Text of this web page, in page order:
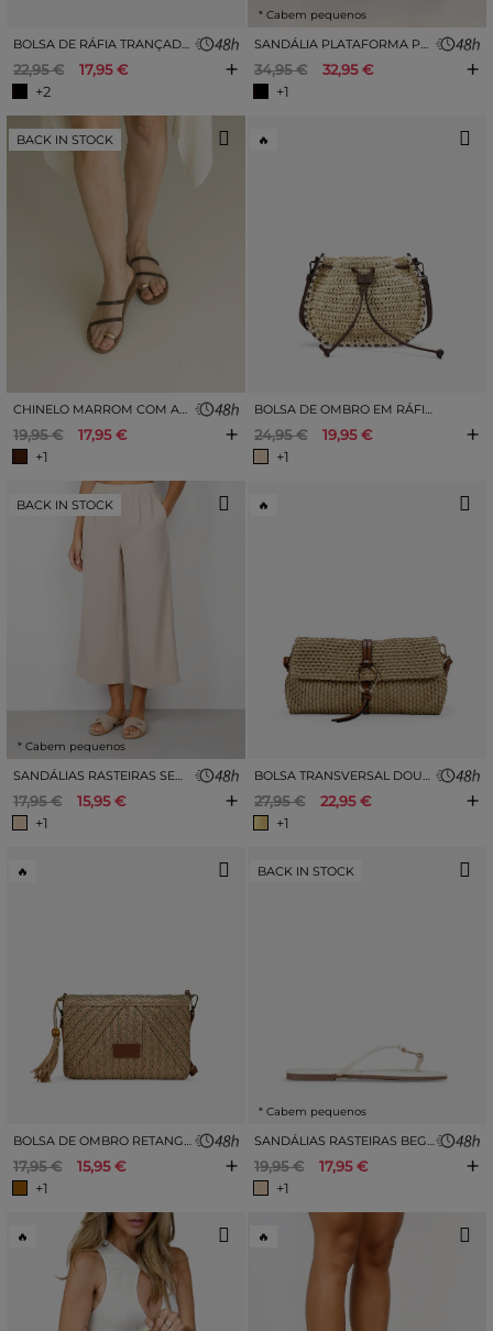
BOLSA DE RÁFIA TRANÇADA PRETA
22,95 €
17,95 €
+2
+
* Cabem pequenos
SANDÁLIA PLATAFORMA PRETA
34,95 €
32,95 €
+1
+
BACK IN STOCK
CHINELO MARROM COM ARGOLA DE METAL
19,95 €
17,95 €
+1
+
🔥
BOLSA DE OMBRO EM RÁFIA BEGE
24,95 €
19,95 €
+1
+
BACK IN STOCK
* Cabem pequenos
17,95 €
15,95 €
+1
+
🔥
27,95 €
22,95 €
+1
+
🔥
BOLSA DE OMBRO RETANGULAR DE RÁFIA MARROM CLARO
17,95 €
15,95 €
+1
+
BACK IN STOCK
* Cabem pequenos
SANDÁLIAS RASTEIRAS BEGE COM DETALHES METÁLICOS.
19,95 €
17,95 €
+1
+
🔥 🔥